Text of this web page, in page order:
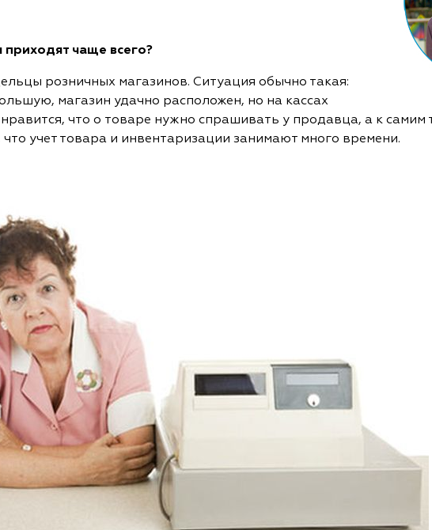
чаще всего?
розничных магазинов. Ситуация обычно такая:
магазин удачно расположен, но на кассах
что о товаре нужно спрашивать у продавца, а к самим
учет товара и инвентаризации занимают много времени.